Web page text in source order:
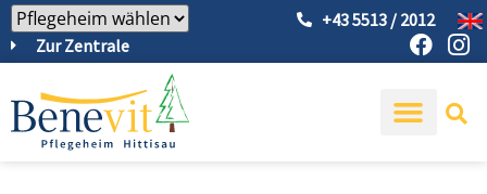
Zur Zentrale
+43 5513 / 2012